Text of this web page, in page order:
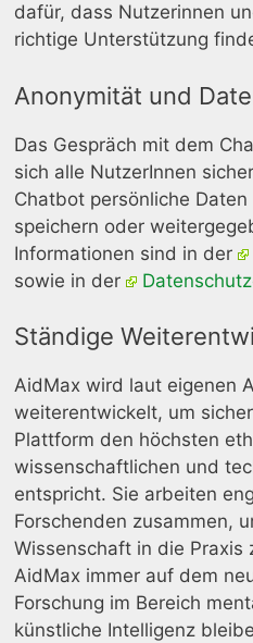
dafür, dass Nutzerinnen
richtige Unterstützung
Anonymität und
Das Gespräch mit dem
sich alle NutzerInnen
Chatbot persönliche
speichern oder
Informationen sind in der
sowie in der
Ständige
AidMax wird laut eigenen
weiterentwickelt, um
Plattform den höchsten
wissenschaftlichen und
entspricht. Sie arbeiten
Forschenden zusammen,
Wissenschaft in die Praxis
AidMax immer auf dem
Forschung im Bereich
künstliche Intelligenz